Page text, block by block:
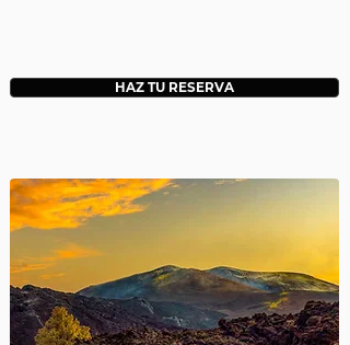
HAZ TU RESERVA